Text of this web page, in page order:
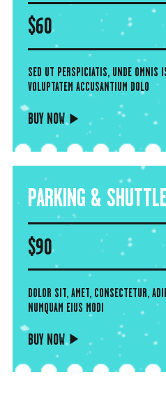
$60
SED UT PERSPICIATIS, UNDE OMNIS
VOLUPTATEM ACCUSANTIUM DOLO
BUY NOW
PARKING &
$90
DOLOR SIT, AMET, CONSECTETUR,
NUMQUAM EIUS MODI
BUY NOW